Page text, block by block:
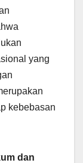
yang
kebebasan
dan